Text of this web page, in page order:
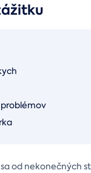
od nekonečných